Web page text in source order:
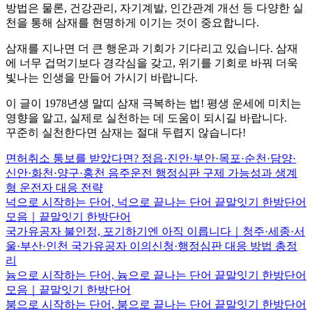
방법은 물론, 건강관리, 자기계발, 인간관계 개선 등 다양한 실
천을 통해 삼재를 현명하게 이기는 것이 중요합니다.
삼재를 지나면 더 큰 행운과 기회가 기다리고 있습니다. 삼재
에 너무 겁먹기보다 경각심을 갖고, 위기를 기회로 바꿔 더욱
빛나는 인생을 만들어 가시기 바랍니다.
이 글이 1978년생 말띠 삼재 극복하는 법! 평생 운세에 미치는
영향을 알고, 실제로 실천하는 데 도움이 되시길 바랍니다.
꾸준히 실천한다면 삼재는 절대 두렵지 않습니다!
면허취소 통보를 받았다면? 정읍·진안·부안·목포·순천·담양·
신안·화천·양구·홍천 음주운전 행정심판 구제 가능성과 생계
형 운전자 대응 전략
넉으로 시작하는 단어, 넉으로 끝나는 단어 끝말잇기 한방단어
모음｜끝말잇기 한방단어
국가유공자 불인정, 포기하기엔 아직 이릅니다｜청주·세종·서
울·부산·인천 국가유공자 이의신청·행정심판 대응 방법 총정
리
늄으로 시작하는 단어, 늄으로 끝나는 단어 끝말잇기 한방단어
모음｜끝말잇기 한방단어
붐으로 시작하는 단어, 붐으로 끝나는 단어 끝말잇기 한방단어